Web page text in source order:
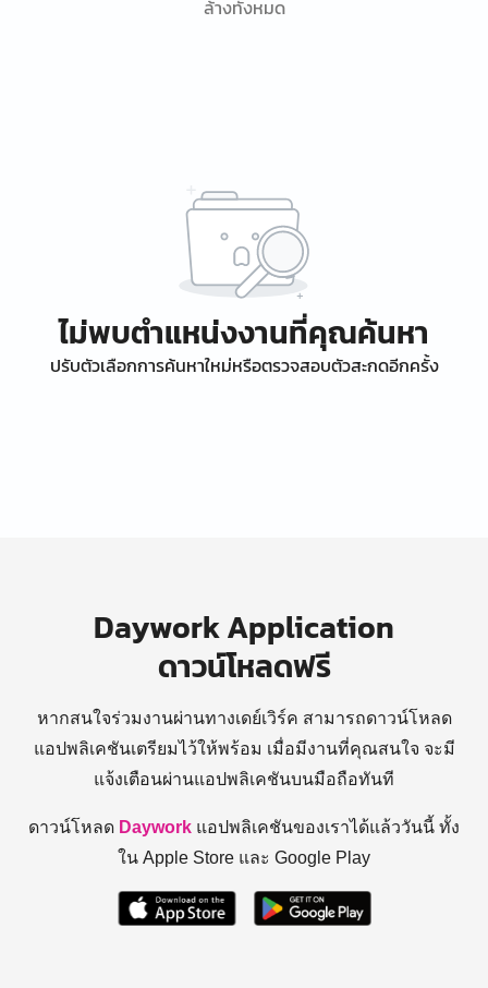
ล้างทั้งหมด
ไม่พบตำแหน่งงานที่คุณค้นหา
ปรับตัวเลือกการค้นหาใหม่หรือตรวจสอบตัวสะกดอีกครั้ง
Daywork Application
ดาวน์โหลดฟรี
หากสนใจร่วมงานผ่านทางเดย์เวิร์ค สามารถดาวน์โหลด
แอปพลิเคชันเตรียมไว้ให้พร้อม เมื่อมีงานที่คุณสนใจ จะมี
แจ้งเตือนผ่านแอปพลิเคชันบนมือถือทันที
ดาวน์โหลด Daywork แอปพลิเคชันของเราได้แล้ววันนี้ ทั้ง
ใน Apple Store และ Google Play